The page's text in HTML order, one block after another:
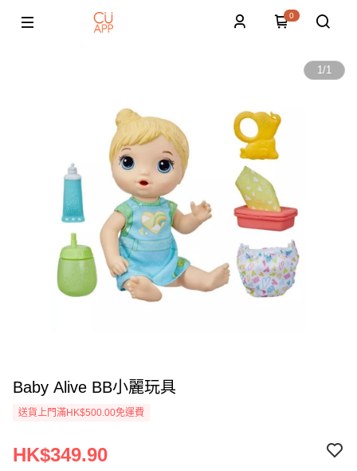
0
1/1
Baby Alive BB小麗玩具
送貨上門滿HK$500.00免運費
HK$349.90